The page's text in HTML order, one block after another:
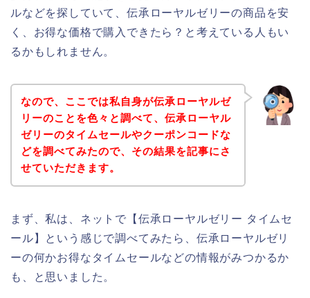
ルなどを探していて、伝承ローヤルゼリーの商品を安
く、お得な価格で購入できたら？と考えている人もい
るかもしれません。
なので、ここでは私自身が伝承ローヤルゼ
リーのことを色々と調べて、伝承ローヤル
ゼリーのタイムセールやクーポンコードな
どを調べてみたので、その結果を記事にさ
せていただきます。
まず、私は、ネットで【伝承ローヤルゼリー タイムセ
ール】という感じで調べてみたら、伝承ローヤルゼリ
ーの何かお得なタイムセールなどの情報がみつかるか
も、と思いました。